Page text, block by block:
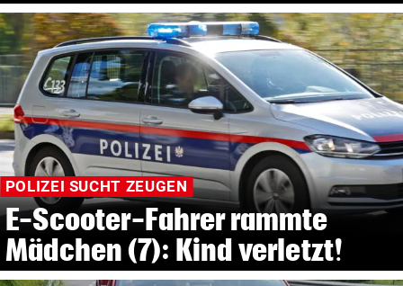
POLIZEI SUCHT ZEUGEN
E-Scooter-Fahrer rammte
Mädchen (7): Kind verletzt!